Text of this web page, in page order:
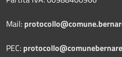
Mail:
PEC: